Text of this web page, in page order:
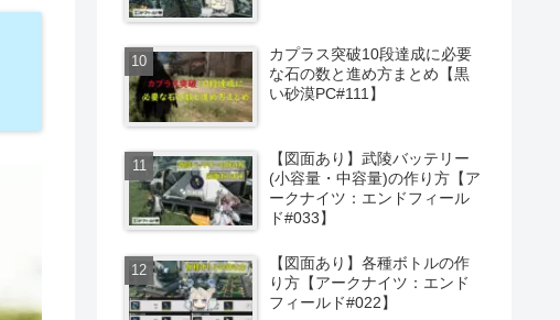
カプラス突破10段達成に必要
な石の数と進め方まとめ【黒
い砂漠PC#111】
【図面あり】武陵バッテリー
(小容量・中容量)の作り方【ア
ークナイツ：エンドフィール
ド#033】
【図面あり】各種ボトルの作
り方【アークナイツ：エンド
フィールド#022】